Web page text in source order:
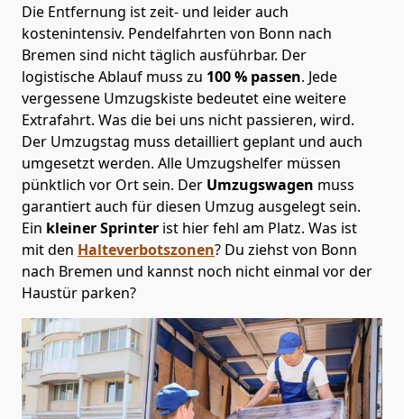
Die Entfernung ist zeit- und leider auch
kostenintensiv. Pendelfahrten von Bonn nach
Bremen sind nicht täglich ausführbar. Der
logistische Ablauf muss zu 100 % passen. Jede
vergessene Umzugskiste bedeutet eine weitere
Extrafahrt. Was die bei uns nicht passieren, wird.
Der Umzugstag muss detailliert geplant und auch
umgesetzt werden. Alle Umzugshelfer müssen
pünktlich vor Ort sein. Der Umzugswagen muss
garantiert auch für diesen Umzug ausgelegt sein.
Ein kleiner Sprinter ist hier fehl am Platz. Was ist
mit den Halteverbotszonen? Du ziehst von Bonn
nach Bremen und kannst noch nicht einmal vor der
Haustür parken?